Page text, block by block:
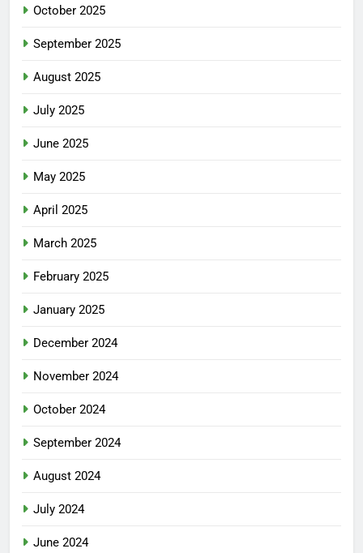
October 2025
September 2025
August 2025
July 2025
June 2025
May 2025
April 2025
March 2025
February 2025
January 2025
December 2024
November 2024
October 2024
September 2024
August 2024
July 2024
June 2024